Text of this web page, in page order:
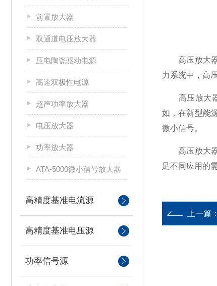
前置放大器
双通道电压放大器
压电陶瓷驱动电源
高速双极性电源
超声功率放大器
电压放大器
功率放大器
ATA-5000微小信号放大器
高精度基准电流源
高精度基准电压源
功率信号源
高压放大器
力系统中，高
高压放大器
如，在新型能
微小信号。
高压放大器
足不同应用的
上一篇：